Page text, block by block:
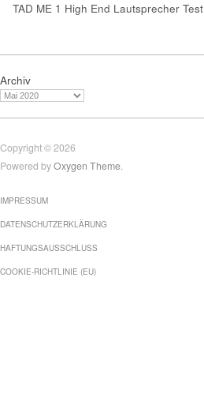
TAD ME 1 High End Lautsprecher Test
Archiv
Copyright © 2026
Powered byOxygen Theme.
IMPRESSUM
DATENSCHUTZERKLÄRUNG
HAFTUNGSAUSSCHLUSS
COOKIE-RICHTLINIE (EU)